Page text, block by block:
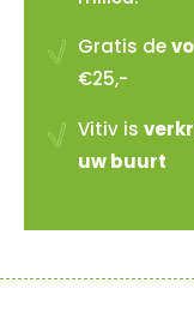
Gratis de
€25,-
Vitiv is
uw buurt